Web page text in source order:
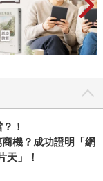
！
機？成功證明「網
天」！